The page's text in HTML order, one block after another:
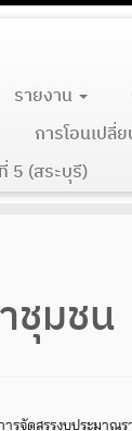
รายงาน
การโอนเป
5 (สระบุรี)
ชุมชน
ารจัดสรรงบประมา